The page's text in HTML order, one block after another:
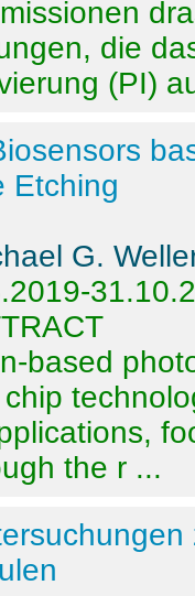
die
(PI)
Etching
G.
based
the r ...